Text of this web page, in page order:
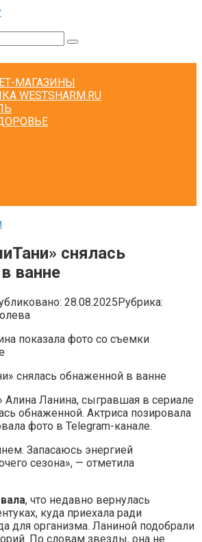
МАГАЗИНЫ
WESTSHARM.RU
снялась
ванне
28.08.2025Рубрика:
показала фото со съемки
Алина Ланина, сыгравшая в сериале
обнаженной. Актриса позировала
фото в Telegram-канале.
Запасаюсь энергией
сезона», — отметила
, что недавно вернулась
куда приехала ради
для организма. Ланиной подобрали
По словам звезды, она не